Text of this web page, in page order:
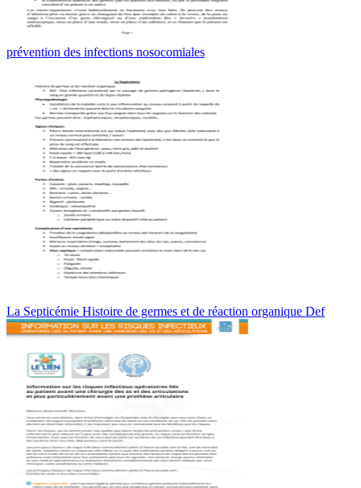
prévention des infections nosocomiales
La Septicémie Histoire de germes et de réaction organique Def